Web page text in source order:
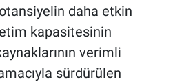
daha etkin
kapasitesinin
verimli
sürdürülen